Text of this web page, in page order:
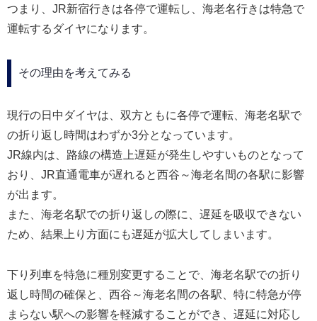
つまり、JR新宿行きは各停で運転し、海老名行きは特急で
運転するダイヤになります。
その理由を考えてみる
現行の日中ダイヤは、双方ともに各停で運転、海老名駅で
の折り返し時間はわずか3分となっています。
JR線内は、路線の構造上遅延が発生しやすいものとなって
おり、JR直通電車が遅れると西谷～海老名間の各駅に影響
が出ます。
また、海老名駅での折り返しの際に、遅延を吸収できない
ため、結果上り方面にも遅延が拡大してしまいます。
下り列車を特急に種別変更することで、海老名駅での折り
返し時間の確保と、西谷～海老名間の各駅、特に特急が停
まらない駅への影響を軽減することができ、遅延に対応し